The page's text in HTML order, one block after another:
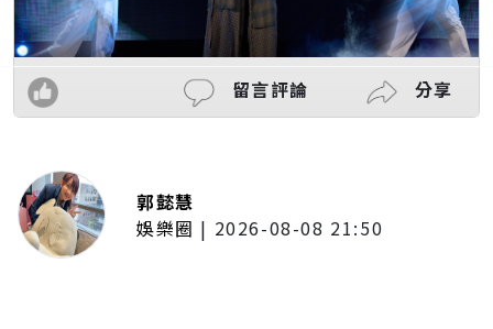
留言評論 分享
郭懿慧
娛樂圈 | 2026-08-08 21:50